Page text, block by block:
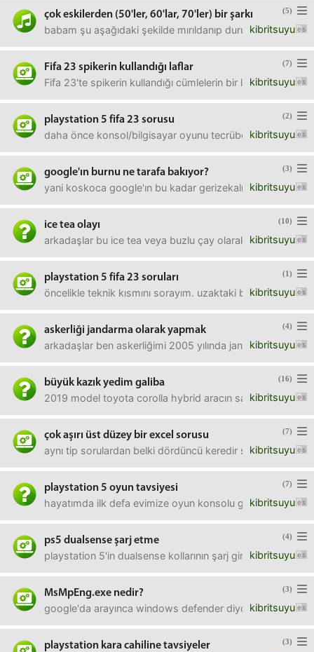
(5)
çok eskilerden (50'ler, 60'lar, 70'ler) bir şarkı
kibritsuyu
babam şu aşağıdaki şekilde mırıldanıp duruyor. bulup
(7)
Fifa 23 spikerin kullandığı laflar
kibritsuyu
Fifa 23'te spikerin kullandığı cümlelerin bir listesi var
(2)
playstation 5 fifa 23 sorusu
kibritsuyu
daha önce konsol/bilgisayar oyunu tecrübem pek yok, o
(3)
google'ın burnu ne tarafa bakıyor?
kibritsuyu
yani koskoca google'ın bu kadar gerizekalı olduğunu
(10)
ice tea olayı
kibritsuyu
arkadaşlar bu ice tea veya buzlu çay olarak tabir
(1)
playstation 5 fifa 23 soruları
kibritsuyu
öncelikle teknik kısmını sorayım. uzaktaki bir
(4)
askerliği jandarma olarak yapmak
kibritsuyu
arkadaşlar ben askerliğimi 2005 yılında jandarma
(16)
büyük kazık yedim galiba
kibritsuyu
2019 model toyota corolla hybrid aracın sağ farı
(7)
çok aşırı üst düzey bir excel sorusu
kibritsuyu
aynı tip sorulardan belki dördüncü keredir soruyorum.
(7)
playstation 5 oyun tavsiyesi
kibritsuyu
hayatımda ilk defa evimize oyun konsolu girdi, o yüzden
(4)
ps5 dualsense şarj etme
kibritsuyu
playstation 5'in dualsense kollarının şarj girişi usb type-
(3)
MsMpEng.exe nedir?
kibritsuyu
google'da arayınca windows defender diyor. görev
(3)
playstation kara cahiline tavsiyeler